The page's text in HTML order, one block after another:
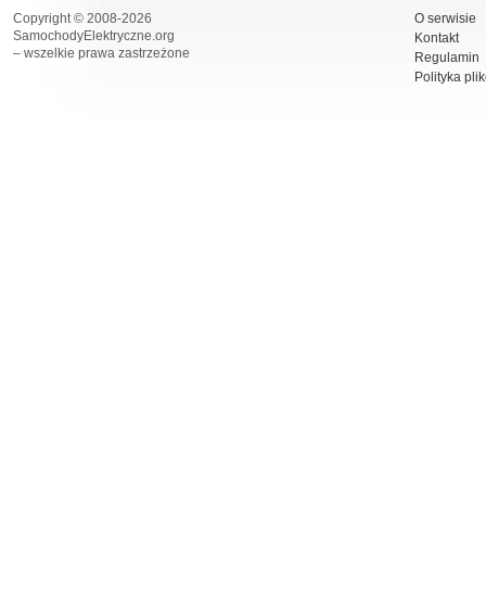
Copyright © 2008-2026
SamochodyElektryczne.org
– wszelkie prawa zastrzeżone
O serwisie
Kontakt
Regulamin
Polityka